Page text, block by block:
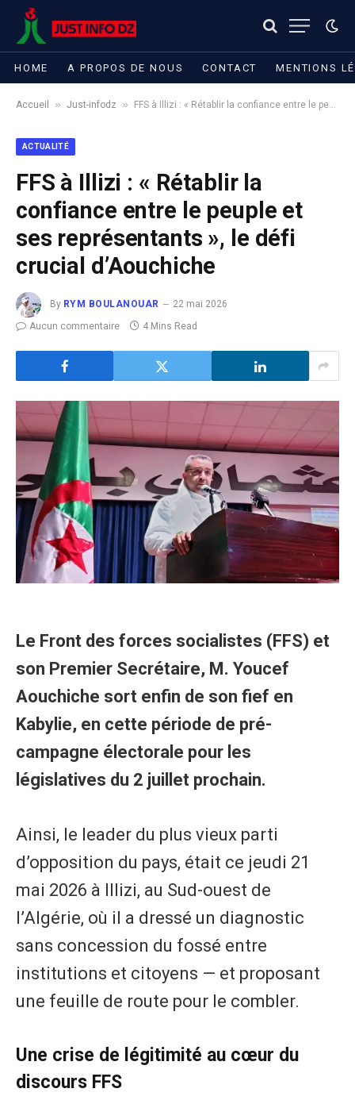
HOME A PROPOS DE NOUS CONTACT MENTIONS
Accueil » Just-infodz » FFS à Illizi : « Rétablir la confiance entre le peuple et ses représentants », le défi crucial d’Aouchiche
ACTUALITÉ
FFS à Illizi : « Rétablir la
confiance entre le peuple et
ses représentants », le défi
crucial d’Aouchiche
By RYM BOULANOUAR
22 mai 2026
Aucun commentaire
4 Mins Read
Le Front des forces socialistes (FFS) et
son Premier Secrétaire, M. Youcef
Aouchiche sort enfin de son fief en
Kabylie, en cette période de pré-
campagne électorale pour les
législatives du 2 juillet prochain.
Ainsi, le leader du plus vieux parti
d’opposition du pays, était ce jeudi 21
mai 2026 à Illizi, au Sud-ouest de
l’Algérie, où il a dressé un diagnostic
sans concession du fossé entre
institutions et citoyens — et proposant
une feuille de route pour le combler.
Une crise de légitimité au cœur du
discours FFS